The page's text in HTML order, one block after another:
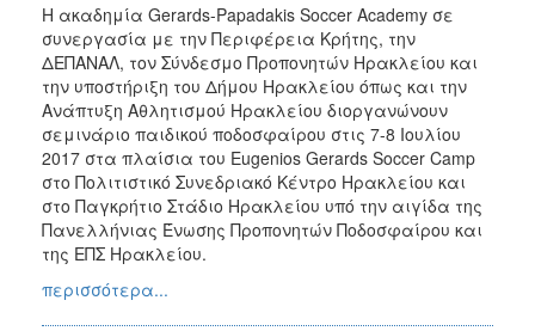
Η ακαδημία Gerards-Papadakis Soccer Academy σε
συνεργασία με την Περιφέρεια Κρήτης, την
ΔΕΠΑΝΑΛ, τον Σύνδεσμο Προπονητών Ηρακλείου και
την υποστήριξη του Δήμου Ηρακλείου όπως και την
Ανάπτυξη Αθλητισμού Ηρακλείου διοργανώνουν
σεμινάριο παιδικού ποδοσφαίρου στις 7-8 Ιουλίου
2017 στα πλαίσια του Eugenios Gerards Soccer Camp
στο Πολιτιστικό Συνεδριακό Κέντρο Ηρακλείου και
στο Παγκρήτιο Στάδιο Ηρακλείου υπό την αιγίδα της
Πανελλήνιας Ένωσης Προπονητών Ποδοσφαίρου και
της ΕΠΣ Ηρακλείου.
περισσότερα...